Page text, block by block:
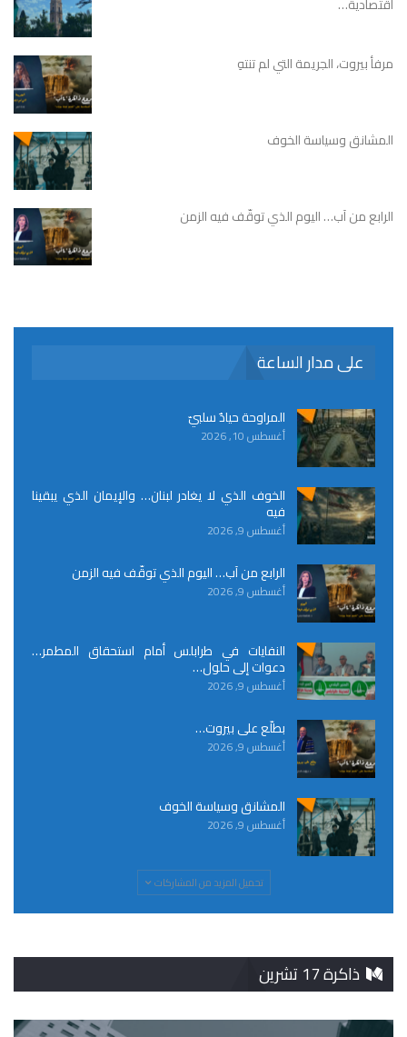
مرفأ بيروت، الجريمة التي لم تنتهِ
المشانق وسياسة الخوف
الرابع من آب… اليوم الذي توقّف فيه الزمن
على مدار الساعة
المراوحة حيادٌ سلبيّ
أغسطس 10, 2026
الخوف الذي لا يغادر لبنان… والإيمان الذي يبقينا
فيه
أغسطس 9, 2026
الرابع من آب… اليوم الذي توقّف فيه الزمن
أغسطس 9, 2026
النفايات في طرابلس أمام استحقاق المطمر…
دعوات إلى حلول…
أغسطس 9, 2026
بطلّع على بيروت…
أغسطس 9, 2026
المشانق وسياسة الخوف
أغسطس 9, 2026
تحميل المزيد من المشاركات
ذاكرة 17 تشرين